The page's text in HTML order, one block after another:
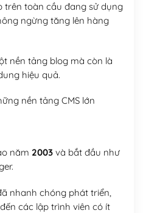
trên toàn cầu đang sử dụng
ngừng tăng lên hàng
nền tảng blog mà còn là
hiệu quả.
nền tảng CMS lớn
năm 2003và bắt đầu như
nhanh chóng phát triển,
các lập trình viên có ít